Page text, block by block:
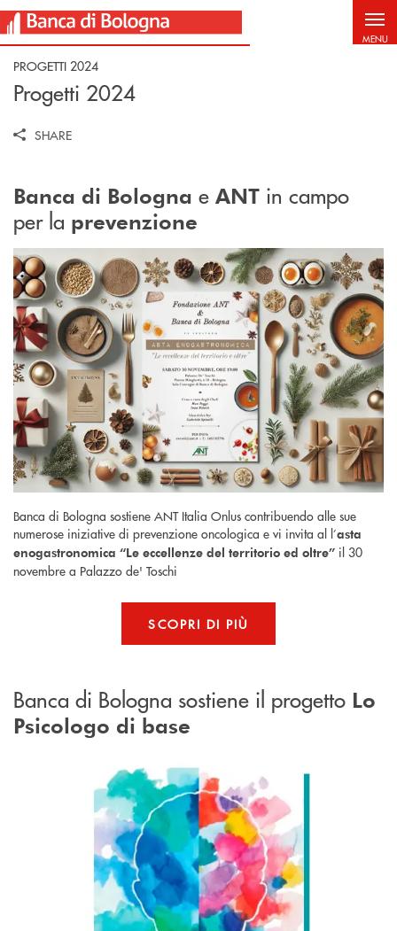
Salta al contenuto principale
MENU
PROGETTI 2024
Progetti 2024
SHARE
Banca di Bologna e ANT in campo
per la prevenzione
Banca di Bologna sostiene ANT Italia Onlus contribuendo alle sue
numerose iniziative di prevenzione oncologica e vi invita al l’asta
enogastronomica “Le eccellenze del territorio ed oltre” il 30
novembre a Palazzo de' Toschi
SCOPRI DI PIÙ
Banca di Bologna sostiene il progetto Lo
Psicologo di base